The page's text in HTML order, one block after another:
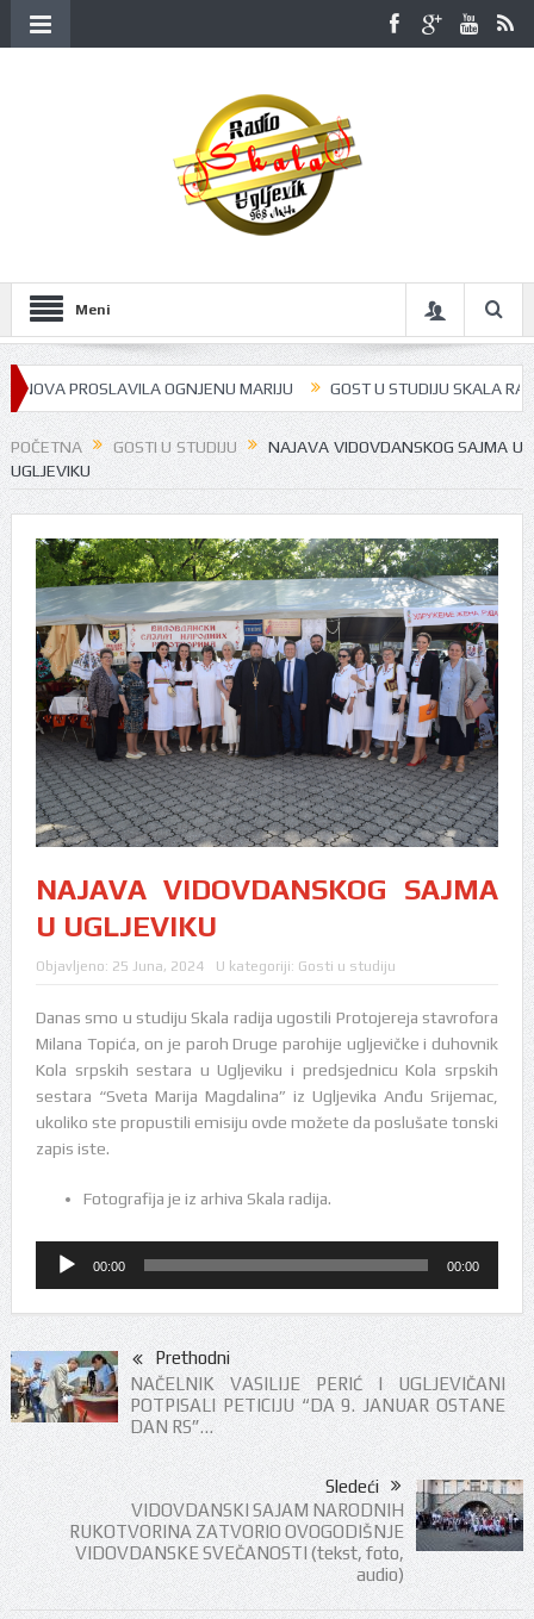
Meni
PROSLAVILA OGNJENU MARIJU GOST U STUDIJU SKALA RADIJA
POČETNA GOSTI U STUDIJU
NAJAVA VIDOVDANSKOG SAJMA U
UGLJEVIKU
NAJAVA VIDOVDANSKOG SAJMA
U UGLJEVIKU
Objavljeno: 25 Juna, 2024 U kategoriji: Gosti u studiju
Danas smo u studiju Skala radija ugostili Protojereja stavrofora
Milana Topića, on je paroh Druge parohije ugljevičke i duhovnik
Kola srpskih sestara u Ugljeviku i predsjednicu Kola srpskih
sestara “Sveta Marija Magdalina” iz Ugljevika Anđu Srijemac,
ukoliko ste propustili emisiju ovde možete da poslušate tonski
zapis iste.
Fotografija je iz arhiva Skala radija.
Audio
Player
00:00 00:00
Prethodni
NAČELNIK VASILIJE PERIĆ I UGLJEVIČANI
POTPISALI PETICIJU “DA 9. JANUAR OSTANE
DAN RS”…
Sledeći
VIDOVDANSKI SAJAM NARODNIH
RUKOTVORINA ZATVORIO OVOGODIŠNJE
VIDOVDANSKE SVEČANOSTI (tekst, foto,
audio)